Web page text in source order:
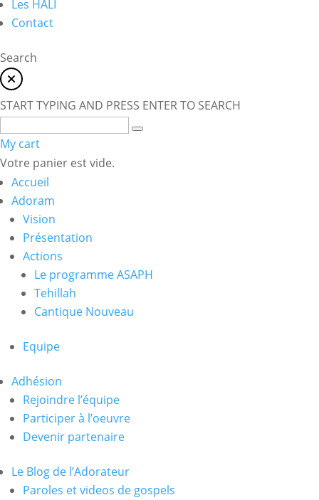
Les HALI
Contact
Search
START TYPING AND PRESS ENTER TO SEARCH
My cart
Votre panier est vide.
Accueil
Adoram
Vision
Présentation
Actions
Le programme ASAPH
Tehillah
Cantique Nouveau
Equipe
Adhésion
Rejoindre l’équipe
Participer à l’oeuvre
Devenir partenaire
Le Blog de l’Adorateur
Paroles et videos de gospels